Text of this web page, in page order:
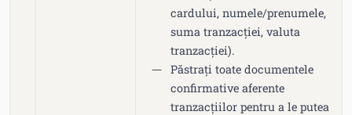
cardului, numele/prenumele,
suma tranzacției, valuta
tranzacției).
Păstrați toate documentele
confirmative aferente
tranzacțiilor pentru a le putea